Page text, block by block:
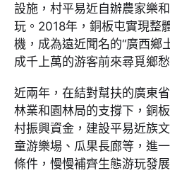
設施，村平易近自辦農家樂
玩。2018年，銅板屯實現整
機，成為遠近聞名的“廣西鄉
成千上萬的游客前來尋覓鄉愁
近兩年，在結對幫扶的廣東
林業和園林局的支撐下，銅
村振興資金，建設平易近族
童游樂場、瓜果長廊等，進
條件，慢慢補齊生態游玩發